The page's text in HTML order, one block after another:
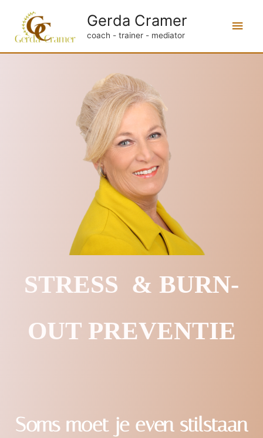
Gerda Cramer
coach - trainer - mediator
STRESS & BURN-
OUT PREVENTIE
Soms moet je even stilstaan